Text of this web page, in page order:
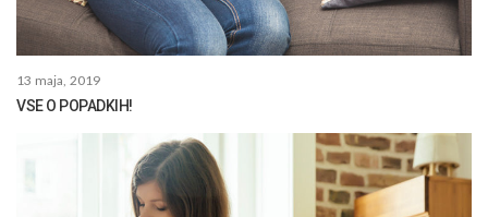
13 maja, 2019
VSE O POPADKIH!